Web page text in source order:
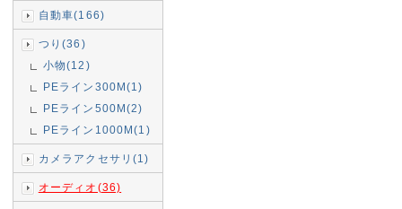
自動車(166)
つり(36)
小物(12)
PEライン300M(1)
PEライン500M(2)
PEライン1000M(1)
カメラアクセサリ(1)
オーディオ(36)